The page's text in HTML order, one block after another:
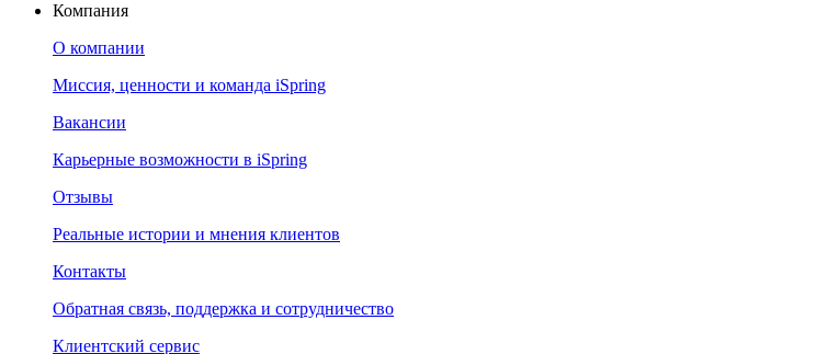
Компания
О компании
Миссия, ценности и команда iSpring
Вакансии
Карьерные возможности в iSpring
Отзывы
Реальные истории и мнения клиентов
Контакты
Обратная связь, поддержка и сотрудничество
Клиентский сервис